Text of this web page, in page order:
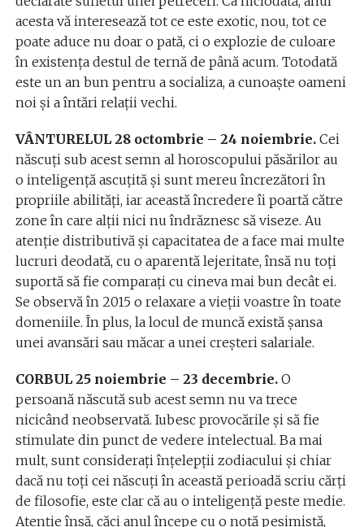
acesta vă interesează tot ce este exotic, nou, tot ce
poate aduce nu doar o pată, ci o explozie de culoare
în existența destul de ternă de până acum. Totodată
este un an bun pentru a socializa, a cunoaște oameni
noi și a întări relații vechi.
VÂNTURELUL 28 octombrie – 24 noiembrie.Cei
născuți sub acest semn al horoscopului păsărilor au
o inteligență ascuțită şi sunt mereu încrezători în
propriile abilități, iar această încredere îi poartă către
zone în care alții nici nu îndrăznesc să viseze. Au
atenție distributivă și capacitatea de a face mai multe
lucruri deodată, cu o aparentă lejeritate, însă nu toți
suportă să fie comparați cu cineva mai bun decât ei.
Se observă în 2015 o relaxare a vieții voastre în toate
domeniile. În plus, la locul de muncă există șansa
unei avansări sau măcar a unei creșteri salariale.
CORBUL 25 noiembrie – 23 decembrie.O
persoană născută sub acest semn nu va trece
nicicând neobservată. Iubesc provocările și să fie
stimulate din punct de vedere intelectual. Ba mai
mult, sunt consideraţi înțelepții zodiacului și chiar
dacă nu toți cei născuți în această perioadă scriu cărți
de filosofie, este clar că au o inteligență peste medie.
Atenţie însă, căci anul începe cu o notă pesimistă,